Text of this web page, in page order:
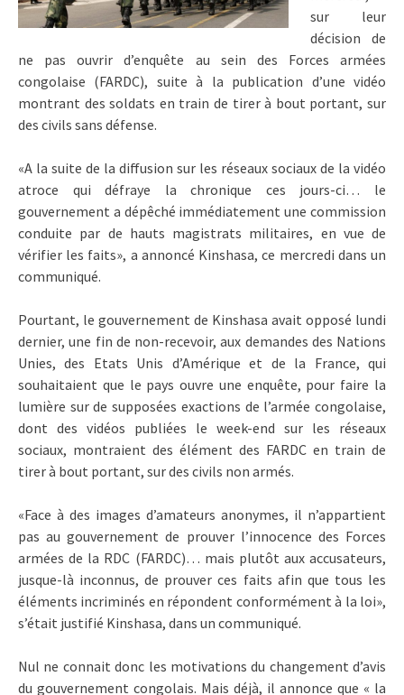
sur leur
décision de
ne pas ouvrir d’enquête au sein des Forces armées
congolaise (FARDC), suite à la publication d’une vidéo
montrant des soldats en train de tirer à bout portant, sur
des civils sans défense.
«A la suite de la diffusion sur les réseaux sociaux de la vidéo
atroce qui défraye la chronique ces jours-ci… le
gouvernement a dépêché immédiatement une commission
conduite par de hauts magistrats militaires, en vue de
vérifier les faits», a annoncé Kinshasa, ce mercredi dans un
communiqué.
Pourtant, le gouvernement de Kinshasa avait opposé lundi
dernier, une fin de non-recevoir, aux demandes des Nations
Unies, des Etats Unis d’Amérique et de la France, qui
souhaitaient que le pays ouvre une enquête, pour faire la
lumière sur de supposées exactions de l’armée congolaise,
dont des vidéos publiées le week-end sur les réseaux
sociaux, montraient des élément des FARDC en train de
tirer à bout portant, sur des civils non armés.
«Face à des images d’amateurs anonymes, il n’appartient
pas au gouvernement de prouver l’innocence des Forces
armées de la RDC (FARDC)… mais plutôt aux accusateurs,
jusque-là inconnus, de prouver ces faits afin que tous les
éléments incriminés en répondent conformément à la loi»,
s’était justifié Kinshasa, dans un communiqué.
Nul ne connait donc les motivations du changement d’avis
du gouvernement congolais. Mais déjà, il annonce que « la